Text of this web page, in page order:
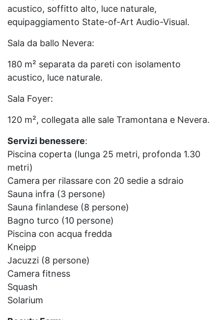
acustico, soffitto alto, luce naturale,
equipaggiamento State-of-Art Audio-Visual.
Sala da ballo Nevera:
180 m² separata da pareti con isolamento
acustico, luce naturale.
Sala Foyer:
120 m², collegata alle sale Tramontana e Nevera.
Servizi benessere:
Piscina coperta (lunga 25 metri, profonda 1.30
metri)
Camera per rilassare con 20 sedie a sdraio
Sauna infra (3 persone)
Sauna finlandese (8 persone)
Bagno turco (10 persone)
Piscina con acqua fredda
Kneipp
Jacuzzi (8 persone)
Camera fitness
Squash
Solarium